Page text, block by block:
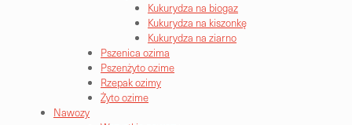
Kukurydza na biogaz
Kukurydza na kiszonkę
Kukurydza na ziarno
Pszenica ozima
Pszenżyto ozime
Rzepak ozimy
Żyto ozime
Nawozy